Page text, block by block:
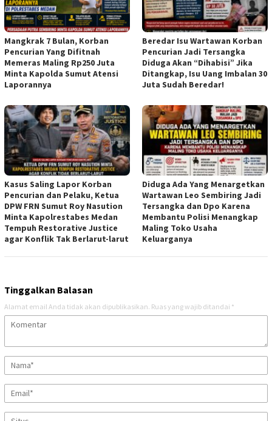
Mangkrak 7 Bulan, Korban
Pencurian Yang Difitnah
Memeras Maling Rp250 Juta
Minta Kapolda Sumut Atensi
Laporannya
Beredar Isu Wartawan Korban
Pencurian Jadi Tersangka
Diduga Akan “Dihabisi” Jika
Ditangkap, Isu Uang Imbalan 30
Juta Sudah Beredar!
Kasus Saling Lapor Korban
Pencurian dan Pelaku, Ketua
DPW FRN Sumut Roy Nasution
Minta Kapolrestabes Medan
Tempuh Restorative Justice
agar Konflik Tak Berlarut-larut
Diduga Ada Yang Menargetkan
Wartawan Leo Sembiring Jadi
Tersangka dan Dpo Karena
Membantu Polisi Menangkap
Maling Toko Usaha
Keluarganya
Tinggalkan Balasan
Alamat email Anda tidak akan dipublikasikan. Ruas yang wajib ditandai *